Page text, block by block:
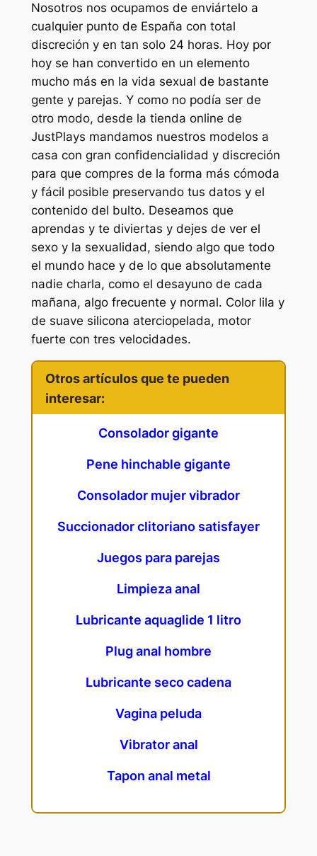
Nosotros nos ocupamos de enviártelo a
cualquier punto de España con total
discreción y en tan solo 24 horas. Hoy por
hoy se han convertido en un elemento
mucho más en la vida sexual de bastante
gente y parejas. Y como no podía ser de
otro modo, desde la tienda online de
JustPlays mandamos nuestros modelos a
casa con gran confidencialidad y discreción
para que compres de la forma más cómoda
y fácil posible preservando tus datos y el
contenido del bulto. Deseamos que
aprendas y te diviertas y dejes de ver el
sexo y la sexualidad, siendo algo que todo
el mundo hace y de lo que absolutamente
nadie charla, como el desayuno de cada
mañana, algo frecuente y normal. Color lila y
de suave silicona aterciopelada, motor
fuerte con tres velocidades.
Otros artículos que te pueden
interesar:
Consolador gigante
Pene hinchable gigante
Consolador mujer vibrador
Succionador clitoriano satisfayer
Juegos para parejas
Limpieza anal
Lubricante aquaglide 1 litro
Plug anal hombre
Lubricante seco cadena
Vagina peluda
Vibrator anal
Tapon anal metal